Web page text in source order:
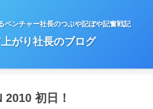
ベンチャー社長のつぶや記ぼや記奮戦記
がり社長のブログ
初日！